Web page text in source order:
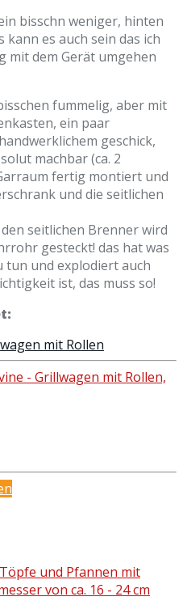
bisschn weniger, hinten
es auch sein das ich
mit dem Gerät umgehen
fummelig, aber mit
ein paar
geschick,
machbar (ca. 2
fertig montiert und
und die seitlichen
seitlichen Brenner wird
gesteckt! das hat was
tun und explodiert auch
ist, das muss so!
mit Rollen
und Pfannen mit
von ca. 16 - 24 cm